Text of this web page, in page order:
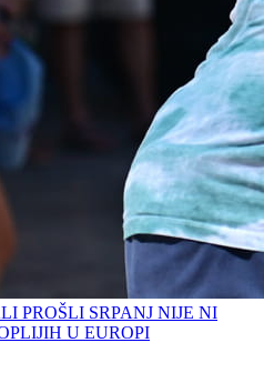
PROŠLI SRPANJ NIJE NI
U EUROPI